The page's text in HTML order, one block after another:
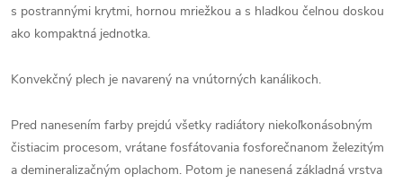
s postrannými krytmi, hornou mriežkou a s hladkou čelnou doskou
ako kompaktná jednotka.
Konvekčný plech je navarený na vnútorných kanálikoch.
Pred nanesením farby prejdú všetky radiátory niekoľkonásobným
čistiacim procesom, vrátane fosfátovania fosforečnanom železitým
a demineralizačným oplachom. Potom je nanesená základná vrstva